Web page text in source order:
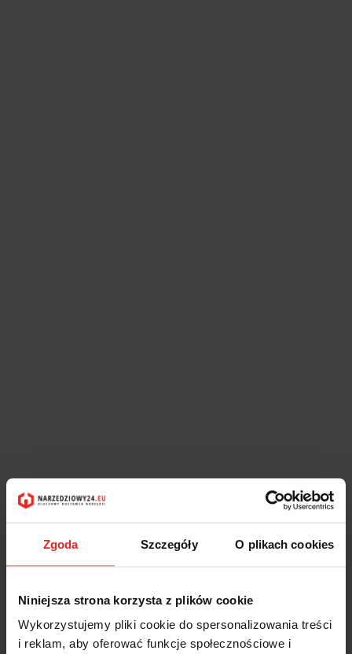
Zgoda Szczegóły O plikach cookies
Niniejsza strona korzysta z plików cookie
Wykorzystujemy pliki cookie do spersonalizowania treści
i reklam, aby oferować funkcje społecznościowe i